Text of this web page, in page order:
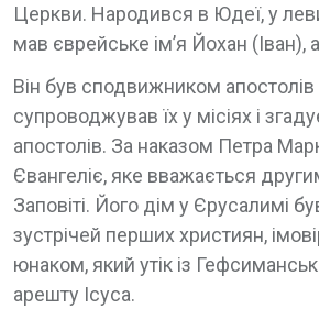
Церкви. Народився в Юдеї, у
мав єврейське ім’я Йохан
Він був сподвижником
супроводжував їх у місіях і
апостолів. За наказом Петра
Євангеліє, яке вважається
Заповіті. Його дім у Єрусалимі
зустрічей перших християн,
юнаком, який утік із
арешту Ісуса.